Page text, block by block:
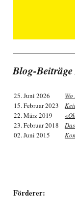
Blog-
25. Juni 2026
15. Februar 2023
22. März 2019
23. Februar 2018
02. Juni 2015
Förderer: